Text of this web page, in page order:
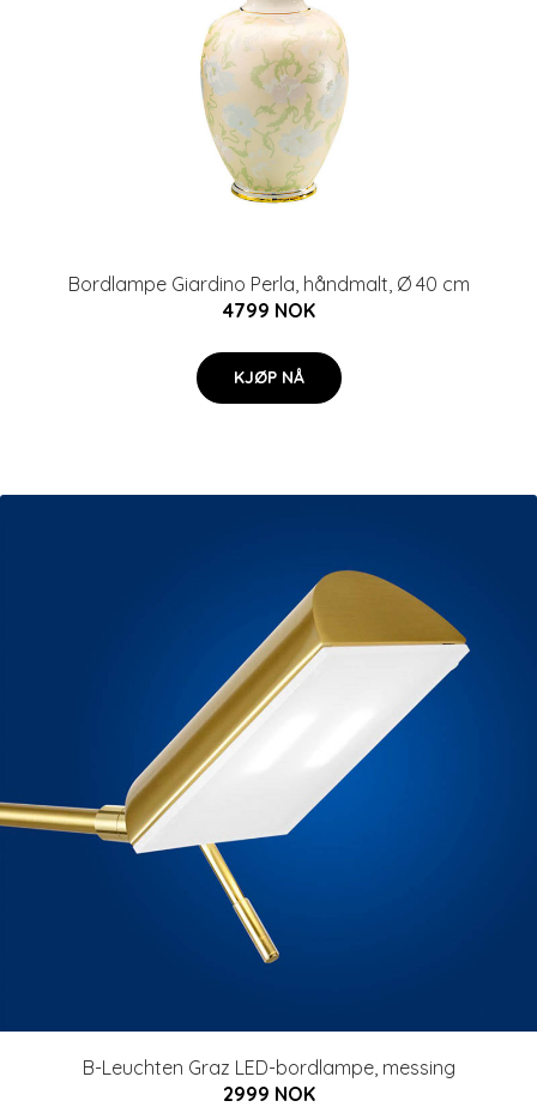
Bordlampe Giardino Perla, håndmalt, Ø 40 cm
4799 NOK
KJØP NÅ
B-Leuchten Graz LED-bordlampe, messing
2999 NOK